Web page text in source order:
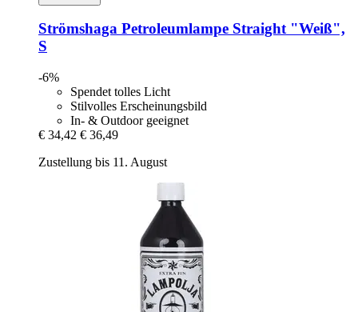
Strömshaga Petroleumlampe Straight "Weiß",
S
-6%
Spendet tolles Licht
Stilvolles Erscheinungsbild
In- & Outdoor geeignet
€ 34,42 € 36,49
Zustellung bis 11. August